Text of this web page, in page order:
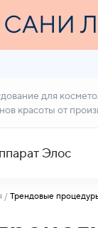
для
красоты от
Элос
/ Трендовые